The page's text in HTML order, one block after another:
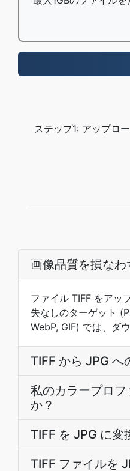
ステップ1: アップロ
画像品質を損な
ファイル TIFF をアッ
失なしのターゲット
WebP, GIF) では、ダ
TIFF から JPG へ
私のカラープロ
か？
TIFF を JPG に変
TIFF ファイルを